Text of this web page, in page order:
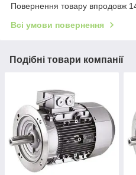
Повернення товару впродовж
Всі умови повернення
Подібні товари компанії